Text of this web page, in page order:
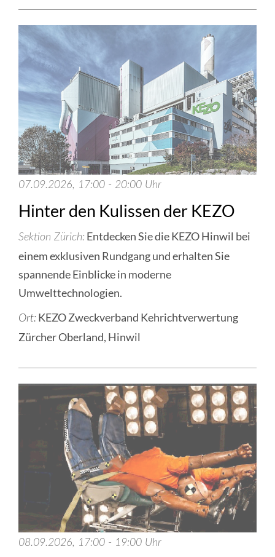
07.09.2026, 17:00 - 20:00 Uhr
Hinter den Kulissen der KEZO
Sektion Zürich Entdecken Sie die KEZO Hinwil bei
einem exklusiven Rundgang und erhalten Sie
spannende Einblicke in moderne
Umwelttechnologien.
Ort: KEZO Zweckverband Kehrichtverwertung
Zürcher Oberland, Hinwil
08.09.2026, 17:00 - 19:00 Uhr